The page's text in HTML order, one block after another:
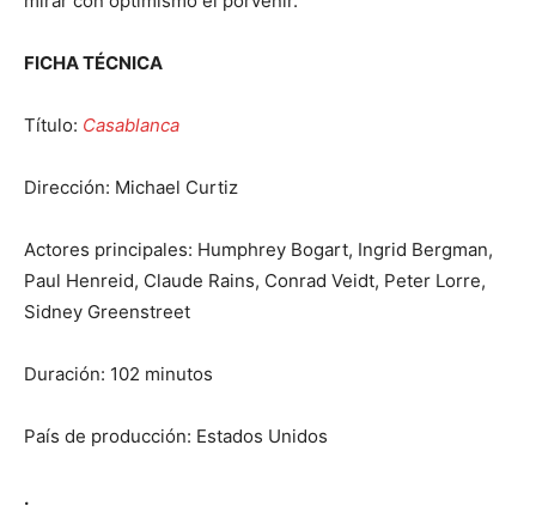
FICHA TÉCNICA
Título: Casablanca
Dirección: Michael Curtiz
Actores principales: Humphrey Bogart, Ingrid Bergman,
Paul Henreid, Claude Rains, Conrad Veidt, Peter Lorre,
Sidney Greenstreet
Duración: 102 minutos
País de producción: Estados Unidos
.